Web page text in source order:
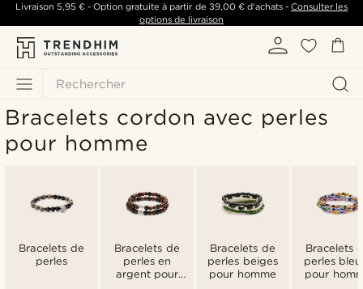
Rechercher
Livraison 5,95 €- Option gratuite à partir de 39,00 €d'achats -Consulter les
options de livraison
Bracelets cordon avec perles
pour homme
Bracelets de
perles
Bracelets de
perles en
argent pour
Bracelets de
perles beiges
pour homme
Bracelets
perles
pour